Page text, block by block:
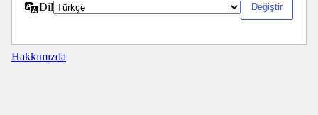
Dil
Hakkımızda